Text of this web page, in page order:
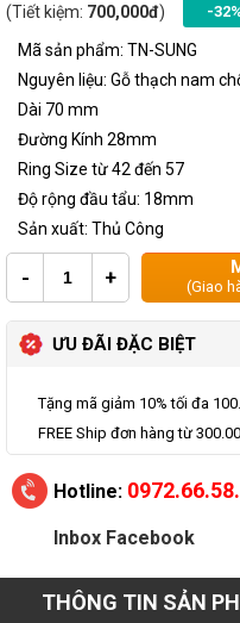
(Tiết kiệm: 700,000đ) -32%
Mã sản phẩm: TN-SUNG
Nguyên liệu: Gỗ thạch nam
Dài 70 mm
Đường Kính 28mm
Ring Size từ 42 đến 57
Độ rộng đầu tẩu: 18mm
Sản xuất: Thủ Công
- + (Giao
ƯU ĐÃI ĐẶC BIỆT
Tặng mã giảm 10% tối đa
FREE Ship đơn hàng từ
Hotline:
Inbox Facebook
THÔNG TIN SẢN